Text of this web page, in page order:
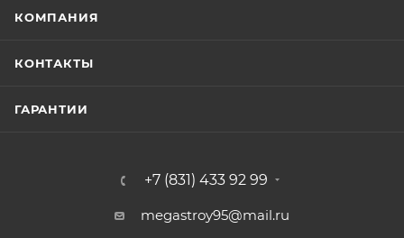
КОМПАНИЯ
КОНТАКТЫ
ГАРАНТИИ
+7 (831) 433 92 99
megastroy95@mail.ru